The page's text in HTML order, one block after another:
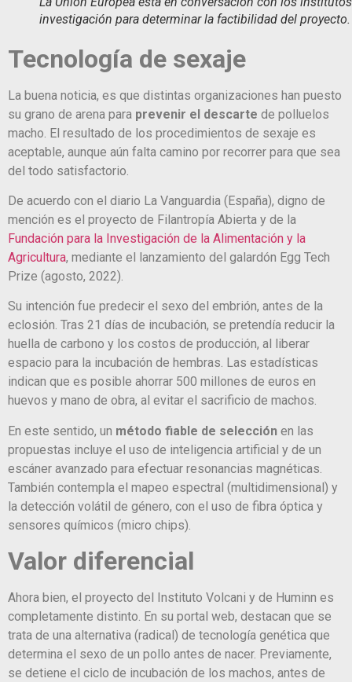
investigación para determinar la factibilidad del proyecto.
Tecnología de sexaje
La buena noticia, es que distintas organizaciones han puesto
su grano de arena para prevenir el descarte de polluelos
macho. El resultado de los procedimientos de sexaje es
aceptable, aunque aún falta camino por recorrer para que sea
del todo satisfactorio.
De acuerdo con el diario La Vanguardia (España), digno de
mención es el proyecto de Filantropía Abierta y de la
Fundación para la Investigación de la Alimentación y la
Agricultura, mediante el lanzamiento del galardón Egg Tech
Prize (agosto, 2022).
Su intención fue predecir el sexo del embrión, antes de la
eclosión. Tras 21 días de incubación, se pretendía reducir la
huella de carbono y los costos de producción, al liberar
espacio para la incubación de hembras. Las estadísticas
indican que es posible ahorrar 500 millones de euros en
huevos y mano de obra, al evitar el sacrificio de machos.
En este sentido, un método fiable de selección en las
propuestas incluye el uso de inteligencia artificial y de un
escáner avanzado para efectuar resonancias magnéticas.
También contempla el mapeo espectral (multidimensional) y
la detección volátil de género, con el uso de fibra óptica y
sensores químicos (micro chips).
Valor diferencial
Ahora bien, el proyecto del Instituto Volcani y de Huminn es
completamente distinto. En su portal web, destacan que se
trata de una alternativa (radical) de tecnología genética que
determina el sexo de un pollo antes de nacer. Previamente,
se detiene el ciclo de incubación de los machos, antes de